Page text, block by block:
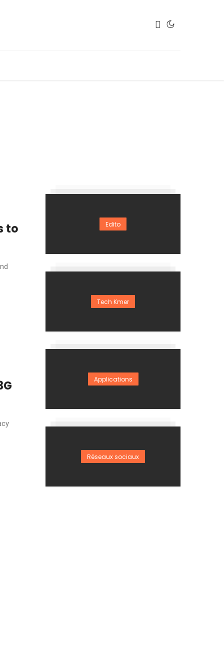
to Edito
Tech Kmer
Applications
Réseaux sociaux